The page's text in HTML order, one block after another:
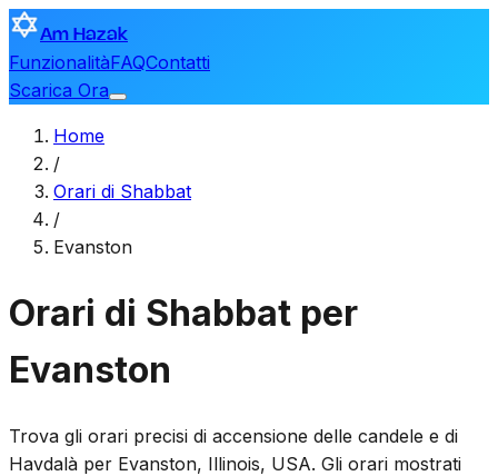
Am Hazak
FunzionalitàFAQContatti
Scarica Ora
Home
/
Orari di Shabbat
/
Evanston
Orari di Shabbat per
Evanston
Trova gli orari precisi di accensione delle candele e di
Havdalà per Evanston, Illinois, USA. Gli orari mostrati